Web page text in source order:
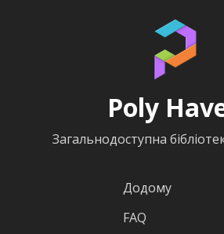
Poly
Загальнодоступна
Додому
FAQ